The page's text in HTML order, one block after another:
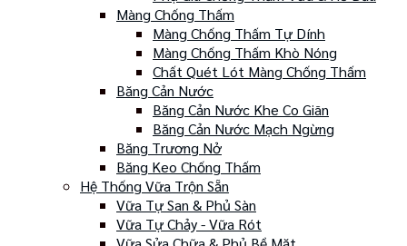
Màng Chống Thấm
Màng Chống Thấm Tự Dính
Màng Chống Thấm Khò Nóng
Chất Quét Lót Màng Chống Thấm
Băng Cản Nước
Băng Cản Nước Khe Co Giãn
Băng Cản Nước Mạch Ngừng
Băng Trương Nở
Băng Keo Chống Thấm
Hệ Thống Vữa Trộn Sẵn
Vữa Tự San & Phủ Sàn
Vữa Tự Chảy - Vữa Rót